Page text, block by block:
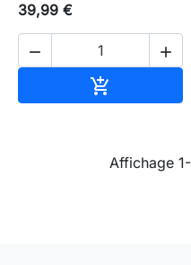
39,99 €
 

Affichage